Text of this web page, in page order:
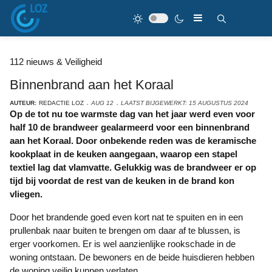
112 nieuws & Veiligheid
Binnenbrand aan het Koraal
AUTEUR: REDACTIE LOZ AUG 12 LAATST BIJGEWERKT: 15 AUGUSTUS 2024
Op de tot nu toe warmste dag van het jaar werd even voor
half 10 de brandweer gealarmeerd voor een binnenbrand
aan het Koraal. Door onbekende reden was de keramische
kookplaat in de keuken aangegaan, waarop een stapel
textiel lag dat vlamvatte. Gelukkig was de brandweer er op
tijd bij voordat de rest van de keuken in de brand kon
vliegen.
Door het brandende goed even kort nat te spuiten en in een
prullenbak naar buiten te brengen om daar af te blussen, is
erger voorkomen. Er is wel aanzienlijke rookschade in de
woning ontstaan. De bewoners en de beide huisdieren hebben